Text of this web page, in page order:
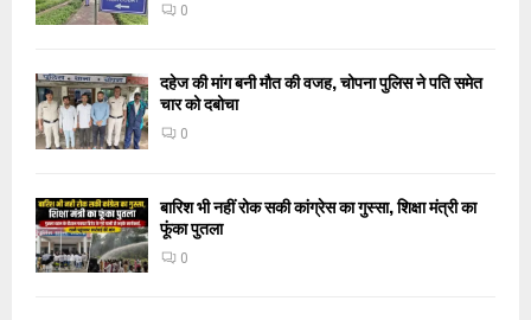
0
दहेज की मांग बनी मौत की वजह, चोपना पुलिस ने पति समेत
चार को दबोचा
0
बारिश भी नहीं रोक सकी कांग्रेस का गुस्सा, शिक्षा मंत्री का
फूंका पुतला
0